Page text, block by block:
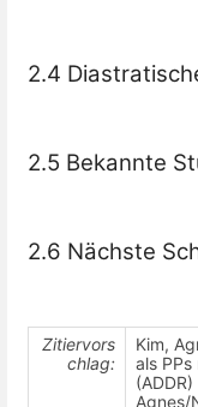
2.4
2.5 Bekannte
2.6 Nächste
Zitiervors
chlag:
Kim,
als
Agnes/